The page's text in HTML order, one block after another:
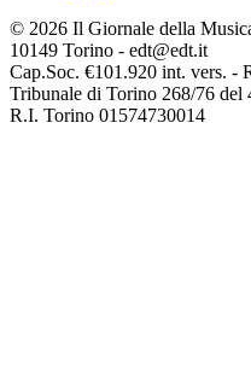
© 2026 Il Giornale della
10149 Torino - edt@edt.it
Cap.Soc. €101.920 int. vers. -
Tribunale di Torino 268/76 del
R.I. Torino 01574730014